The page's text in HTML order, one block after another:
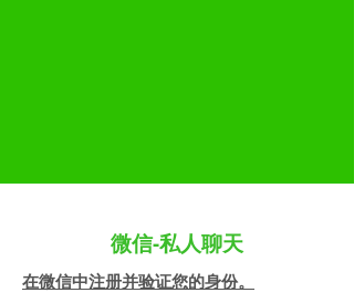
微信-私人聊天
在微信中注册并验证您的身份。